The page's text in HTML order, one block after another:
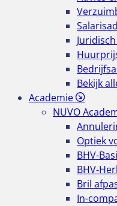
Bekijk
Academie
NUVO
Optiek
BHV-
BHV-
Bril
In-